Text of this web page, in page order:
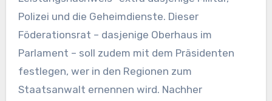
Polizei und die Geheimdienste. Dieser
Föderationsrat – dasjenige Oberhaus im
Parlament – soll zudem mit dem Präsidenten
festlegen, wer in den Regionen zum
Staatsanwalt ernennen wird. Nachher